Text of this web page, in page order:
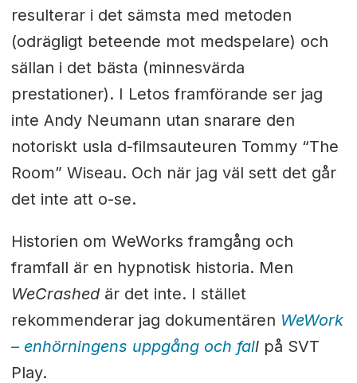
resulterar i det sämsta med metoden
(odrägligt beteende mot medspelare) och
sällan i det bästa (minnesvärda
prestationer). I Letos framförande ser jag
inte Andy Neumann utan snarare den
notoriskt usla d-filmsauteuren Tommy “The
Room” Wiseau. Och när jag väl sett det går
det inte att o-se.
Historien om WeWorks framgång och
framfall är en hypnotisk historia. Men
WeCrashedär det inte. I stället
rekommenderar jag dokumentären WeWork
– enhörningens uppgång och fall på SVT
Play.